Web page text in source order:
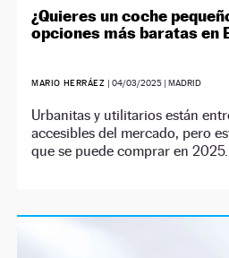
¿Quieres un coche
opciones más baratas en
MARIO HERRÁEZ | 04/03/2025| MADRID
Urbanitas y utilitarios están
accesibles del mercado, pero
que se puede comprar en 2025.